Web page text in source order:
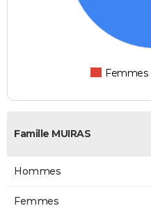
Femmes
Famille MUIRAS
Hommes
Femmes